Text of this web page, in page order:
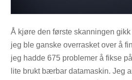
Å kjøre den første skanningen
jeg ble ganske overrasket over å
jeg hadde 675 problemer å fikse
lite brukt bærbar datamaskin. Jeg